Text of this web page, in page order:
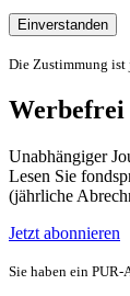
Einverstanden
Die Zustimmung ist
Werbefrei
Unabhängiger
Lesen Sie
(jährliche
Jetzt abonnieren
Sie haben ein PUR-